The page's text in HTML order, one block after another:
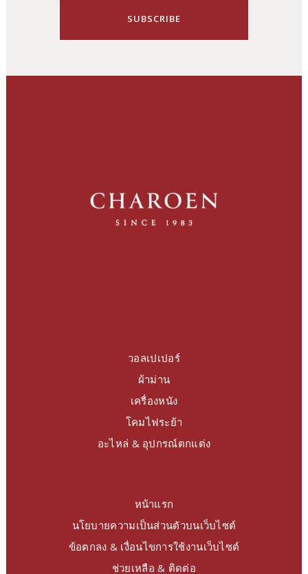
วอลเปเปอร์
ผ้าม่าน
เครื่องหนัง
โคมไฟระย้า
อะไหล่ & อุปกรณ์ตกแต่ง
หน้าแรก
นโยบายความเป็นส่วนตัวบนเว็บไซต์
ข้อตกลง & เงื่อนไขการใช้งานเว็บไซต์
ช่วยเหลือ & ติดต่อ